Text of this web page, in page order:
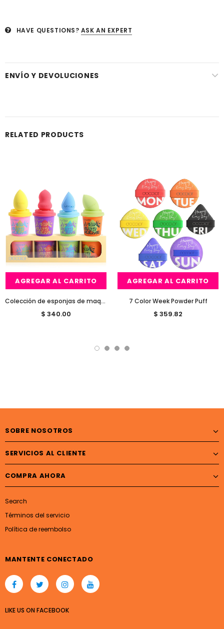
HAVE QUESTIONS? ASK AN EXPERT
ENVÍO Y DEVOLUCIONES
RELATED PRODUCTS
AGREGAR AL CARRITO
Colección de esponjas de maquillaje divertidas-4 piezas
$ 340.00
AGREGAR AL CARRITO
7 Color Week Powder Puff
$ 359.82
SOBRE NOSOTROS
SERVICIOS AL CLIENTE
COMPRA AHORA
Search
Términos del servicio
Política de reembolso
MANTENTE CONECTADO
LIKE US ONFACEBOOK